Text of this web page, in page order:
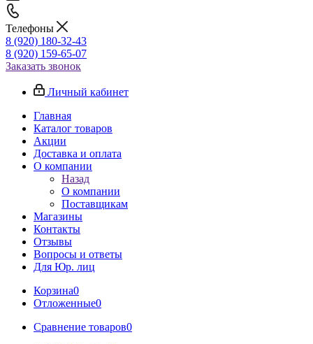
Телефоны
8 (920) 180-32-43
8 (920) 159-65-07
Заказать звонок
Личный кабинет
Главная
Каталог товаров
Акции
Доставка и оплата
О компании
Назад
О компании
Поставщикам
Магазины
Контакты
Отзывы
Вопросы и ответы
Для Юр. лиц
Корзина0
Отложенные0
Сравнение товаров0